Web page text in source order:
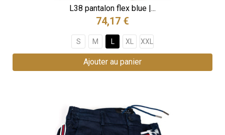
L38 pantalon flex blue |...
74,17 €
S M L XL XXL
Ajouter au panier